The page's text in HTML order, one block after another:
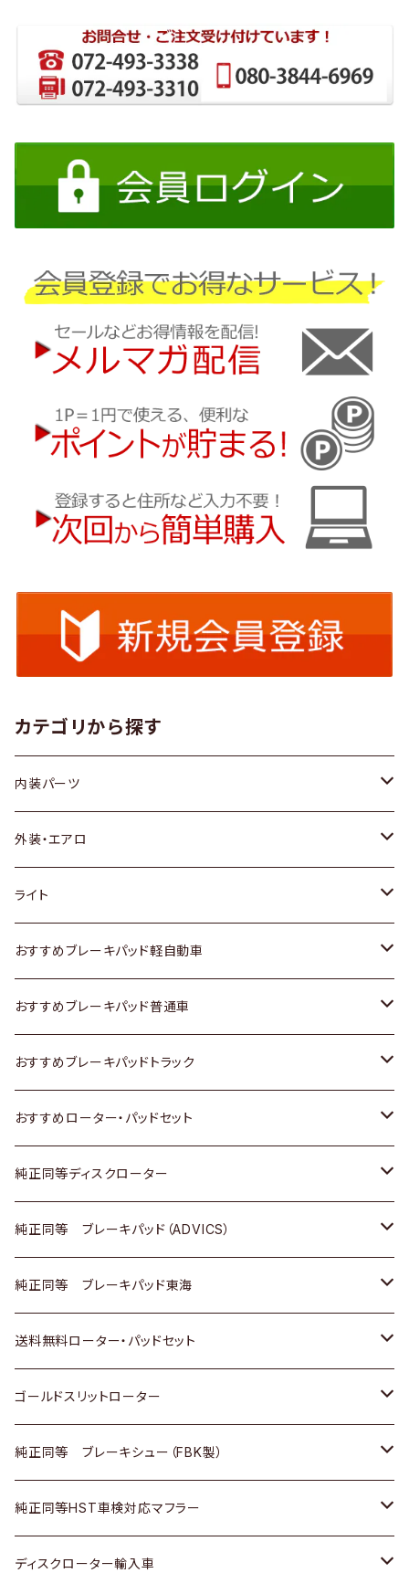
カテゴリから探す
内装パーツ
トヨタ
ホンダ
スズキ
日産
いすゞ
ダイハツ
マツダ
三菱
スバル
日野
三菱ふそう
ＢＭＷ
外装・エアロ
トヨタ
ホンダ
スズキ
日産
いすゞ
ダイハツ
マツダ
三菱
日野
三菱ふそう
ライト
トヨタ
スズキ
日産
いすゞ
ダイハツ
三菱
日野
三菱ふそう
その他
おすすめブレーキパッド軽自動車
トヨタ
ホンダ
スズキ
日産
ダイハツ
マツダ
三菱
スバル
おすすめブレーキパッド普通車
トヨタ
ホンダ
スズキ
日産
いすゞ
ダイハツ
マツダ
三菱
スバル
おすすめブレーキパッドトラック
トヨタ
日産
いすゞ
ダイハツ
マツダ
三菱
おすすめローター・パッドセット
トヨタ
ホンダ
スズキ
日産
ダイハツ
マツダ
三菱
スバル
純正同等ディスクローター
トヨタ
ホンダ
スズキ
日産
いすゞ
ダイハツ
マツダ
純正同等 ブレーキパッド（ADVICS）
トヨタ
ホンダ
スズキ
日産
ダイハツ
マツダ
純正同等 ブレーキパッド東海
トヨタ
ホンダ
日産
いすゞ
ダイハツ
送料無料ローター・パッドセット
トヨタ
ホンダ
スズキ
日産
ゴールドスリットローター
トヨタ
ホンダ
スズキ
純正同等 ブレーキシュー（FBK製）
ホンダ
スズキ
純正同等HST車検対応マフラー
トヨタ
ディスクローター輸入車